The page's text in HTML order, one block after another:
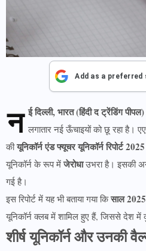
Add as a preferred
न ई दिल्ली, भारत (हिंदी द ट्रेंडिंग पीपल)
लगातार नई ऊँचाइयों को छू रहा है।
कीयूनिकॉर्न एंड फ्यूचर यूनिकॉर्न रिपोर्ट 2025
यूनिकॉर्न के रूप मेंजेरोधाउभरा है। इसकी
गई है।
इस रिपोर्ट में यह भी बताया गया किसाल
यूनिकॉर्न क्लब में शामिल हुए हैं, जिससे देश में
शीर्ष यूनिकॉर्न और उनकी